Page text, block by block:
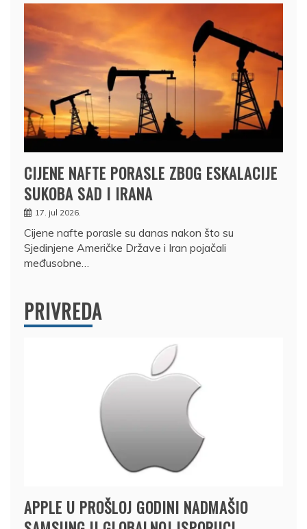
CIJENE NAFTE PORASLE ZBOG ESKALACIJE
SUKOBA SAD I IRANA
17. jul 2026.
Cijene nafte porasle su danas nakon što su
Sjedinjene Američke Države i Iran pojačali
međusobne…
PRIVREDA
APPLE U PROŠLOJ GODINI NADMAŠIO